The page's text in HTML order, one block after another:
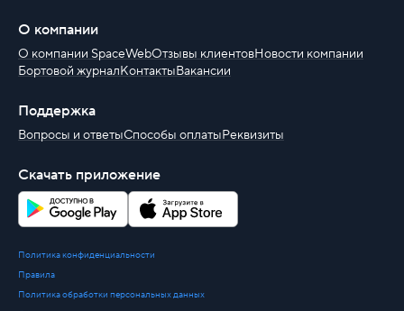
О компании
О компании SpaceWebОтзывы клиентовНовости компании
Бортовой журналКонтактыВакансии
Поддержка
Вопросы и ответыСпособы оплатыРеквизиты
Скачать приложение
Политика конфиденциальности
Правила
Политика обработки персональных данных